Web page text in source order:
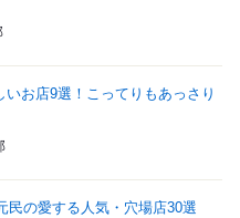
お店9選！こってりもあっさり
民の愛する人気・穴場店30選